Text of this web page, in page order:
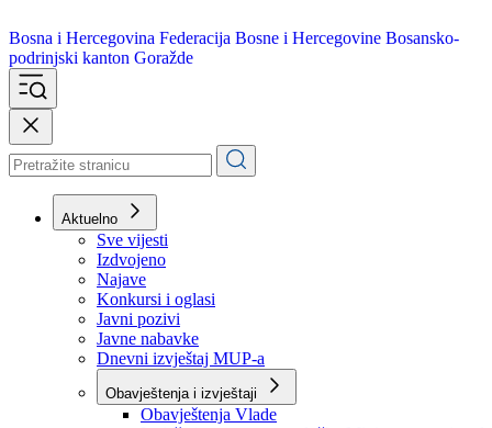
Bosna i Hercegovina
podrinjski kanton Goražde
Aktuelno
Sve vijesti
Izdvojeno
Najave
Konkursi i oglasi
Javni pozivi
Javne nabavke
Dnevni izvještaj MUP-a